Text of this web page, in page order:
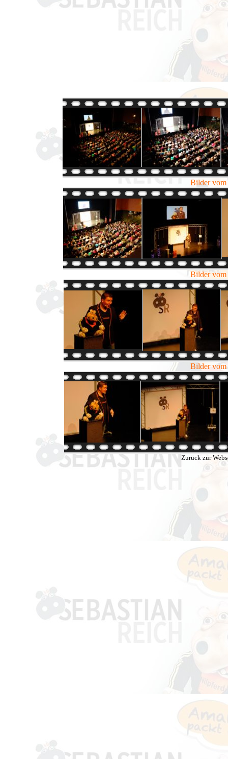
Bilder vom
Bilder vom
Bilder vom
Zurück zur